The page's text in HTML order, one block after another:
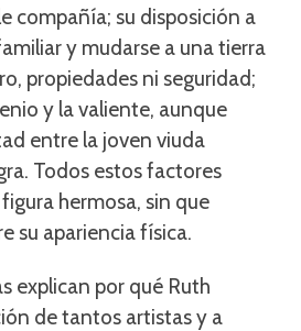
compañía; su disposición a
y mudarse a una tierra
propiedades ni seguridad;
y la valiente, aunque
entre la joven viuda
Todos estos factores
hermosa, sin que
su apariencia física.
explican por qué Ruth
de tantos artistas y a